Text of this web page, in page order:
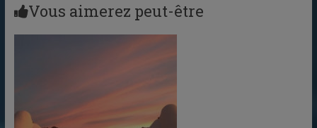
Vous aimerez peut-être